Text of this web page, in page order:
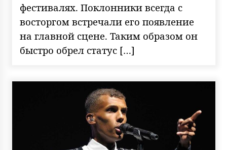
фестивалях. Поклонники всегда с
восторгом встречали его появление
на главной сцене. Таким образом он
быстро обрел статус […]